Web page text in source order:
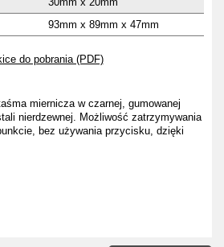
93mm x 89mm x 47mm
do pobrania (PDF)
miernicza w czarnej, gumowanej
nierdzewnej. Możliwość zatrzymywania
bez używania przycisku, dzięki